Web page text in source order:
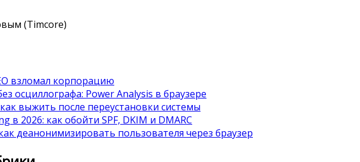
(Timcore)
взломал корпорацию
осциллографа: Power Analysis в браузере
выжить после переустановки системы
в 2026: как обойти SPF, DKIM и DMARC
деанонимизировать пользователя через браузер